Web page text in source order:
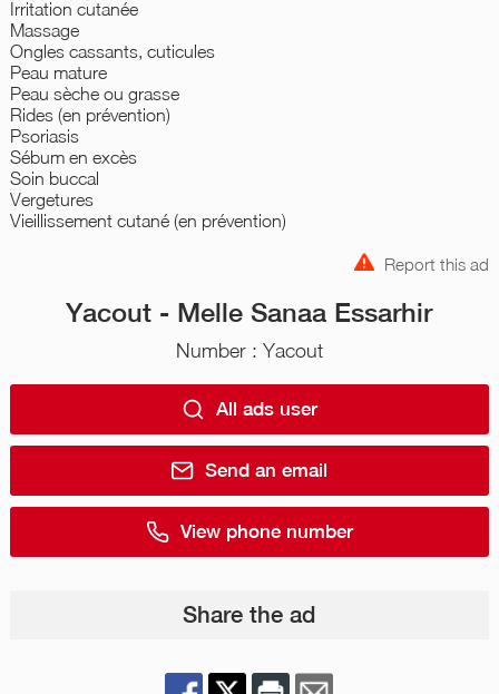
Irritation cutanée
Massage
Ongles cassants, cuticules
Peau mature
Peau sèche ou grasse
Rides (en prévention)
Psoriasis
Sébum en excès
Soin buccal
Vergetures
Vieillissement cutané (en prévention)
Report this ad
Yacout - Melle Sanaa Essarhir
Number : Yacout
All ads user
Send an email
View phone number
Share the ad